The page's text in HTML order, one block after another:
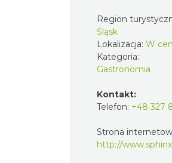
Region
Śląsk
Lokalizacja: W
Kategoria:
Gastronomia
Kontakt:
Telefon: +48 327
Strona
http://